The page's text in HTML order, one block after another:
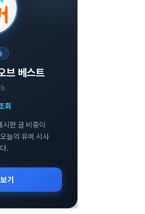
브 베스트
회
판 글 비중이
늘의 유머 시사
.
기